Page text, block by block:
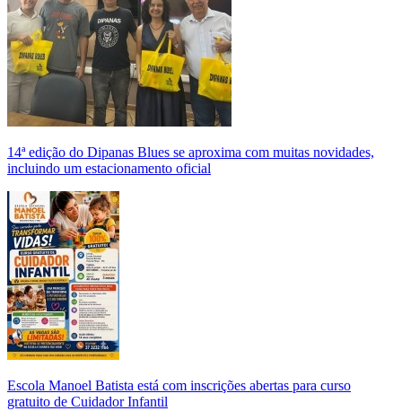
14ª edição do Dipanas Blues se aproxima com muitas novidades,
incluindo um estacionamento oficial
Escola Manoel Batista está com inscrições abertas para curso
gratuito de Cuidador Infantil